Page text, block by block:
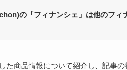
の「フィナンシェ」 は他のフィ
た商品情報について紹介し、記事の